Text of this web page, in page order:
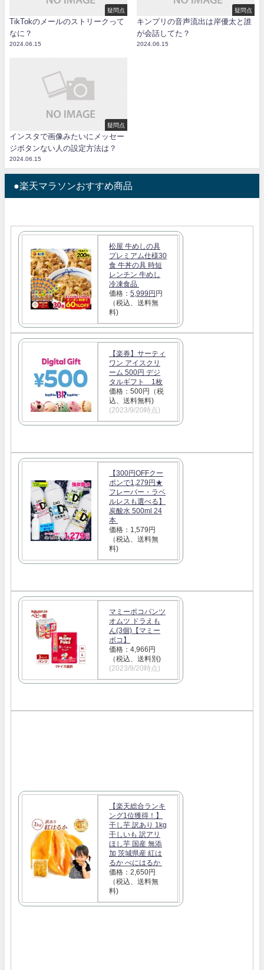
疑問点
TikTokのメールのストリークって
なに？
2024.06.15
疑問点
キンプリの音声流出は岸優太と誰
が会話してた？
2024.06.15
疑問点
インスタで画像みたいにメッセー
ジボタンない人の設定方法は？
2024.06.15
●楽天マラソンおすすめ商品
松屋 牛めしの具
プレミアム仕様30
食 牛丼の具 時短
レンチン 牛めし
冷凍食品
価格： 5,999円 円
（税込、送料無
料)
【楽券】サーティ
ワン アイスクリ
ーム 500円 デジ
タルギフト 1枚
価格：500円（税
込、送料無料)
(2023/9/20時点)
【300円OFFクー
ポンで1,279円★
フレーバー・ラベ
ルレスも選べる】
炭酸水 500ml 24
本
価格：1,579円
（税込、送料無
料)
マミーポコパンツ
オムツ ドラえも
ん(3個)【マミー
ポコ】
価格：4,966円
（税込、送料別)
(2023/9/20時点)
【楽天総合ランキ
ング1位獲得！】
干し芋 訳あり 1kg
干しいも 訳アリ
ほし芋 国産 無添
加 茨城県産 紅は
るか べにはるか
価格：2,650円
（税込、送料無
料)